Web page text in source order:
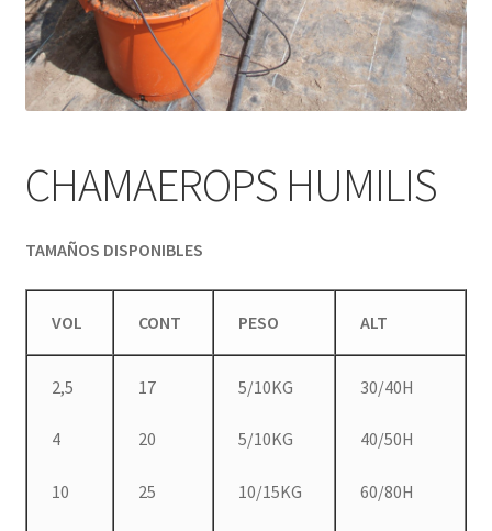
CHAMAEROPS HUMILIS
TAMAÑOS DISPONIBLES
VOL CONT PESO ALT
2,5
4
10
17
20
25
5/10KG
5/10KG
10/15KG
30/40H
40/50H
60/80H